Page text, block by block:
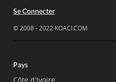
Se Connecter
© 2008 - 2022 KOACI.COM
Pays
Côte d'Ivoire